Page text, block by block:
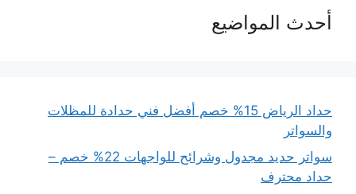
أحدث المواضيع
حداد الرياض 15% خصم أفضل فني حدادة للمظلات
والسواتر
سواتر حديد مجدول وشرائح للواجهات 22% خصم –
حداد محترف